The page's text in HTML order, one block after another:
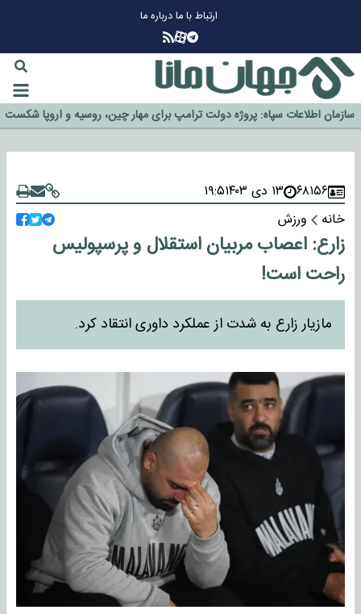
ارتباط با مادرباره ما
گزینه جدایی اوسمار روی میز مدیران پرسپولیس
آیا رئیس جمهور آمریکا قانون را دور می‌زند؟
اخراج رسمی چهره نامدار از پرسپولیس
سازمان اطلاعات سپاه: پروژه دولت ترامپ برای مهار چین، روسیه و اروپا شکست
خورد
۶۸۱۵۶ ۱۳ دی ۱۴۰۳
۱۹:۵
خانه
ورزش
زارع: اعصاب مربیان استقلال و پرسپولیس
راحت است!
مازیار زارع به شدت از عملکرد داوری انتقاد کرد.